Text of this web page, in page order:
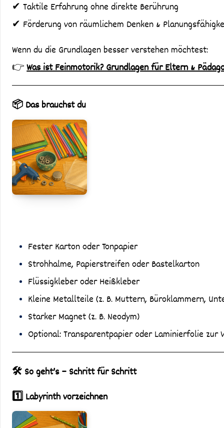
✔ Taktile Erfahrung ohne direkte Berührung
✔ Förderung von räumlichem Denken &
Wenn du die Grundlagen besser verstehen möchtest:
👉Was ist Feinmotorik? Grundlagen für Eltern &
📦 Das brauchst du
Fester Karton oder Tonpapier
Strohhalme, Papierstreifen oder Bastelkarton
Flüssigkleber oder Heißkleber
Kleine Metallteile (z. B. Muttern, Büroklammern,
Starker Magnet (z. B. Neodym)
Optional: Transparentpapier oder Laminierfolie zur
🛠️ So geht’s – Schritt für Schritt
1️⃣ Labyrinth vorzeichnen